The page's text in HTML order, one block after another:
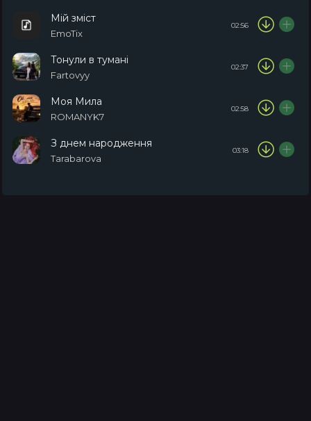
Мій зміст
EmoTix
02:56
Тонули в тумані
Fartovyy
02:37
Моя Мила
ROMANYK7
02:58
З днем народження
Tarabarova
03:18